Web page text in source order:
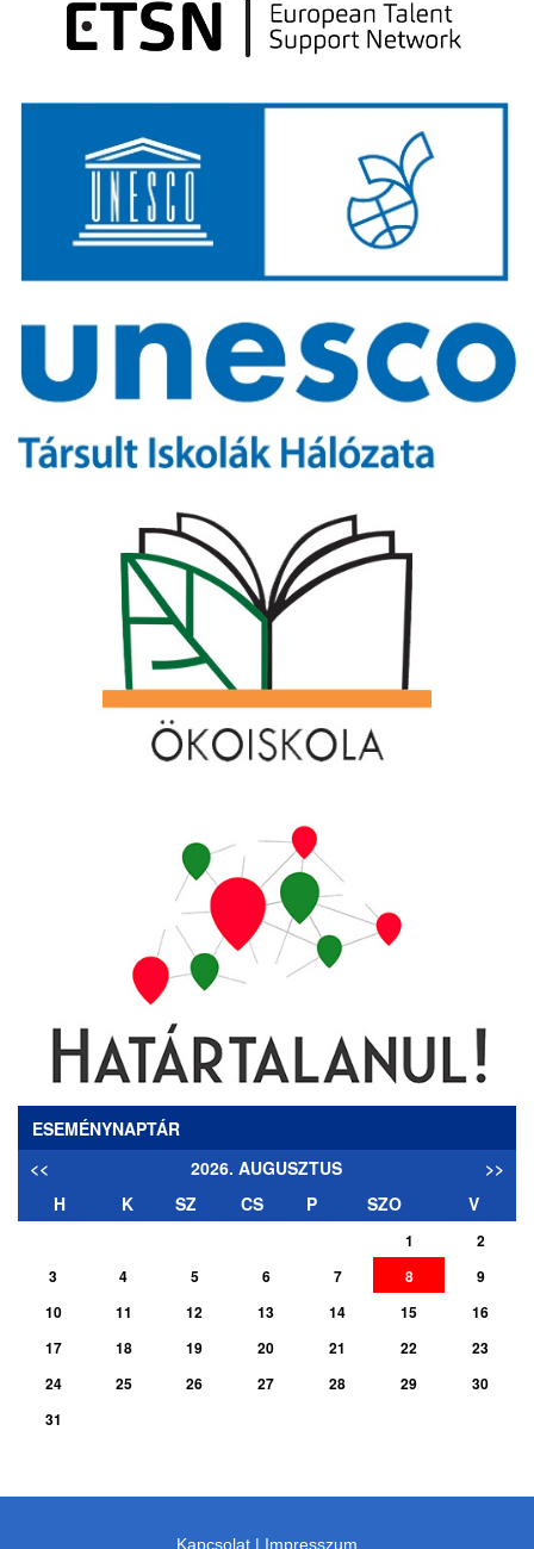
ESEMÉNYNAPTÁR
<<
2026. AUGUSZTUS
>>
H
K SZ CS P SZO V
1
2
3
4 5 6 7 8
9
10
11 12 13 14 15
16
17
18 19 20 21 22
23
24
25 26 27 28 29
30
31
Kapcsolat | Impresszum